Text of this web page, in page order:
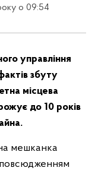
о 09:54
управління
збуту
місцева
до 10 років
мешканка